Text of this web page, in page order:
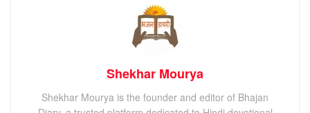
Shekhar Mourya
Shekhar Mourya is the founder and editor of Bhajan